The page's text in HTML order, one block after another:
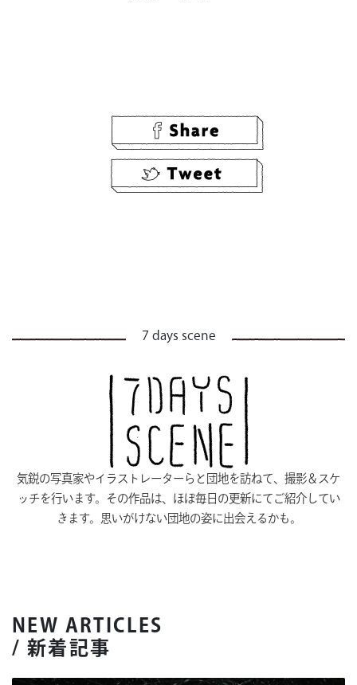
7 days scene
気鋭の写真家やイラストレーターらと団地を訪ねて、撮影＆スケ
ッチを行います。その作品は、ほぼ毎日の更新にてご紹介してい
きます。思いがけない団地の姿に出会えるかも。
NEW ARTICLES
/ 新着記事